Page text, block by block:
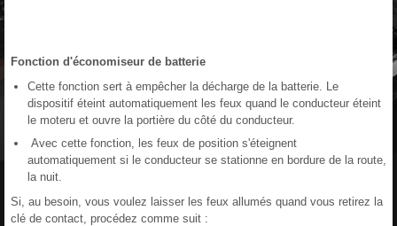
Fonction d'économiseur de batterie
Cette fonction sert à empêcher la décharge de la batterie. Le
dispositif éteint automatiquement les feux quand le conducteur éteint
le moteru et ouvre la portière du côté du conducteur.
Avec cette fonction, les feux de position s'éteignent
automatiquement si le conducteur se stationne en bordure de la route,
la nuit.
Si, au besoin, vous voulez laisser les feux allumés quand vous retirez la
clé de contact, procédez comme suit :